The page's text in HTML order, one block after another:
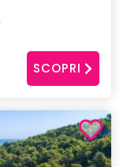
SCOPRI